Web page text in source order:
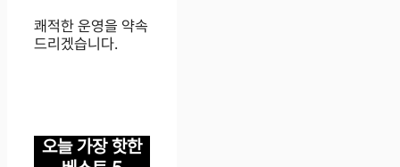
쾌적한 운영을 약속
드리겠습니다.
오늘 가장 핫한